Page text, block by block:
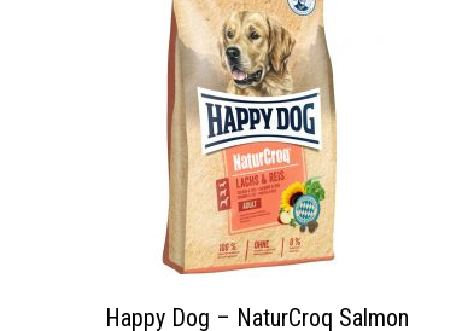
Happy Dog – NaturCroq Salmon